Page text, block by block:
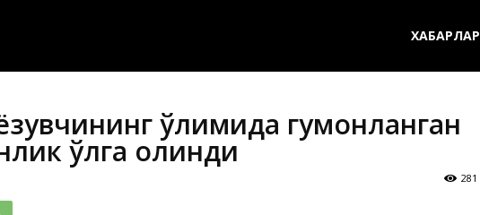
ХАБАРЛАР
ўлимида гумонланган
қўлга олинди
281